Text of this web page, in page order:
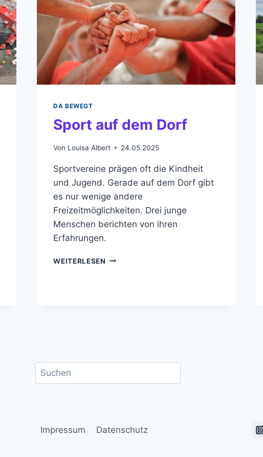
DA BEWEGT
Sport auf dem Dorf
Von Louisa Albert 24.05.2025
Sportvereine prägen oft die Kindheit
und Jugend. Gerade auf dem Dorf gibt
es nur wenige andere
Freizeitmöglichkeiten. Drei junge
Menschen berichten von ihren
Erfahrungen.
WEITERLESEN SPORT
Suchen
Impressum Datenschutz